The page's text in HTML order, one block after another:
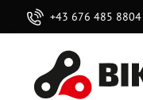
+43 676 485 8804